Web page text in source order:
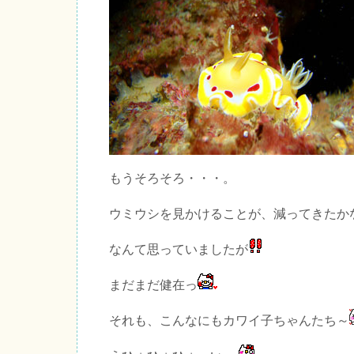
もうそろそろ・・・。
ウミウシを見かけることが、減ってきたか
なんて思っていましたが
まだまだ健在っ
それも、こんなにもカワイ子ちゃんたち～